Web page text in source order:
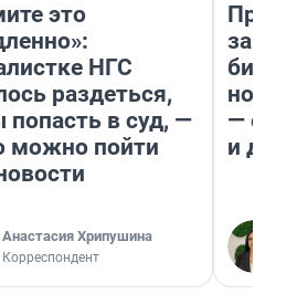
это
НГС
раздеться,
попасть в суд, —
можно пойти
Анастасия Хрипушина
Корреспондент
— он
и